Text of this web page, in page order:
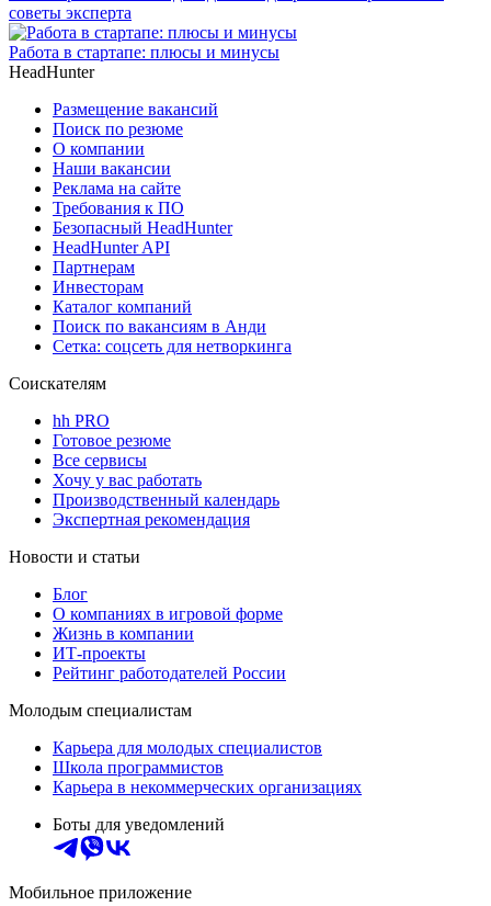
советы эксперта
Работа в стартапе: плюсы и минусы
HeadHunter
Размещение вакансий
Поиск по резюме
О компании
Наши вакансии
Реклама на сайте
Требования к ПО
Безопасный HeadHunter
HeadHunter API
Партнерам
Инвесторам
Каталог компаний
Поиск по вакансиям в Анди
Сетка: соцсеть для нетворкинга
Соискателям
hh PRO
Готовое резюме
Все сервисы
Хочу у вас работать
Производственный календарь
Экспертная рекомендация
Новости и статьи
Блог
О компаниях в игровой форме
Жизнь в компании
ИТ-проекты
Рейтинг работодателей России
Молодым специалистам
Карьера для молодых специалистов
Школа программистов
Карьера в некоммерческих организациях
Боты для уведомлений
Мобильное приложение